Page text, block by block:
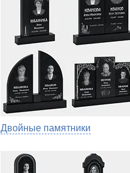
Двойные памятники